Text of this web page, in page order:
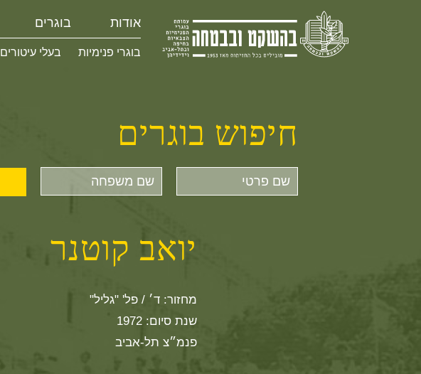
אודות בוגרים
בוגרי פנימיות בעלי עיטורים
חיפוש בוגרים
שם
פרטי
שם
משפחה
יואב קוטנר
מחזור: ד׳ / פל' "גליל"
שנת סיום: 1972
פנמ״צ תל-אביב